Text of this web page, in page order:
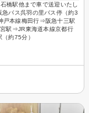
橋駅他まで車で送迎いたし
バス呉羽の里バス停（約3
戸本線梅田行⇒阪急十三駅
駅⇒JR東海道本線京都行
約75分）